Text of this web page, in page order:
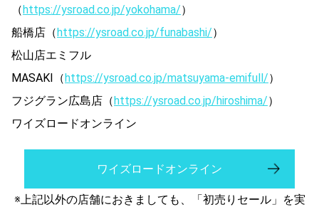
（https://ysroad.co.jp/yokohama/）
船橋店（https://ysroad.co.jp/funabashi/）
松山店エミフル
MASAKI（https://ysroad.co.jp/matsuyama-emifull/）
フジグラン広島店（https://ysroad.co.jp/hiroshima/）
ワイズロードオンライン
ワイズロードオンライン
※上記以外の店舗におきましても、「初売りセール」を実